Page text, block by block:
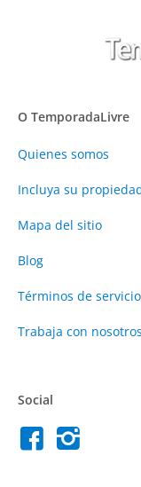
O TemporadaLivre
Quienes somos
Incluya su
Mapa del sitio
Blog
Términos de servicio
Trabaja con nosotros
Social